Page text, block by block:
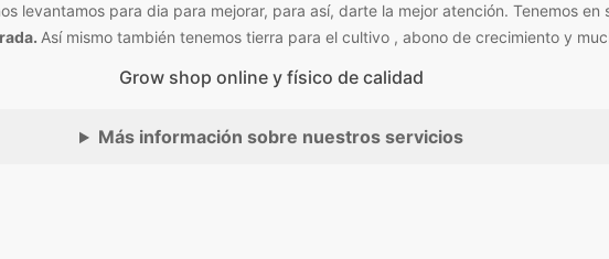
levantamos para dia para mejorar, para así, darte la mejor atención. Tenemos
Así mismo también tenemos tierra para el cultivo , abono de crecimiento y
Grow shop online y físico de calidad
Más información sobre nuestros servicios